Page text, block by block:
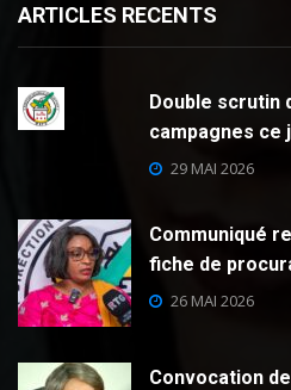
ARTICLES RECENTS
Double scrutin
campagnes ce
29 MAI 2026
Communiqué
fiche de
26 MAI 2026
Convocation